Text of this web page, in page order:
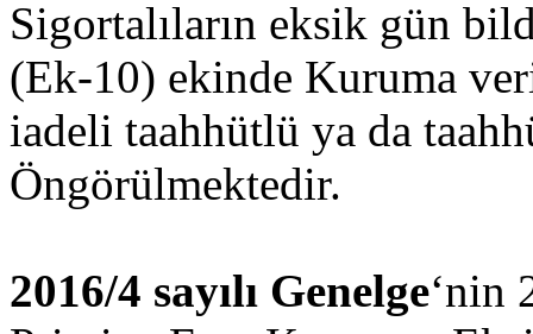
Sigortalıların eksik gün
(Ek-10) ekinde Kuruma
iadeli taahhütlü ya da
Öngörülmektedir.
2016/4 sayılı Genelge‘nin